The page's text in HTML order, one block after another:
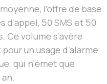
l’offre de base
50 SMS et 50
Ce volume s’avère
un usage d’alarme
qui n’émet que